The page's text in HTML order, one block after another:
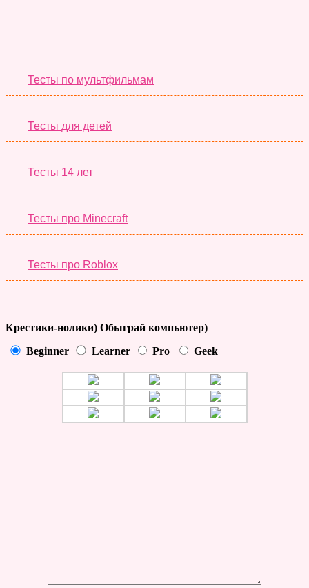
Тесты по мультфильмам
Тесты для детей
Тесты 14 лет
Тесты про Minecraft
Тесты про Roblox
Крестики-нолики) Обыграй компьютер)
Beginner Learner Pro Geek